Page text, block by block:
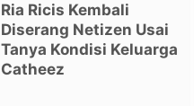
Ria Ricis Kembali
Diserang Netizen Usai
Tanya Kondisi Keluarga
Catheez